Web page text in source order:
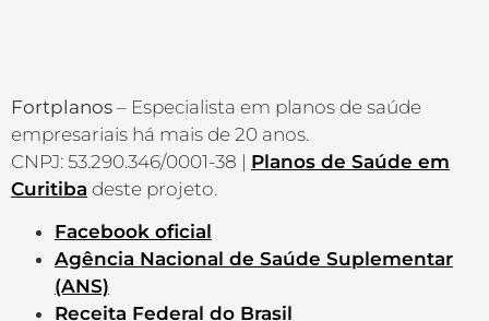
Fortplanos – Especialista em planos de saúde
empresariais há mais de 20 anos.
CNPJ: 53.290.346/0001-38 | Planos de Saúde em
Curitiba deste projeto.
Facebook oficial
Agência Nacional de Saúde Suplementar
(ANS)
Receita Federal do Brasil